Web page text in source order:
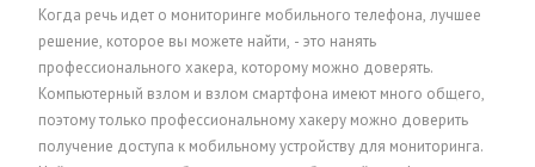
Когда речь идет о мониторинге мобильного телефона, лучшее
решение, которое вы можете найти, - это нанять
профессионального хакера, которому можно доверять.
Компьютерный взлом и взлом смартфона имеют много общего,
поэтому только профессиональному хакеру можно доверить
получение доступа к мобильному устройству для мониторинга.